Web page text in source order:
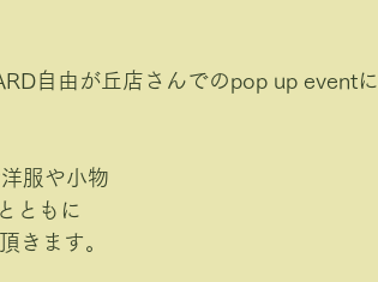
自由が丘店さんでのpop up eventに
服や小物
ともに
きます。